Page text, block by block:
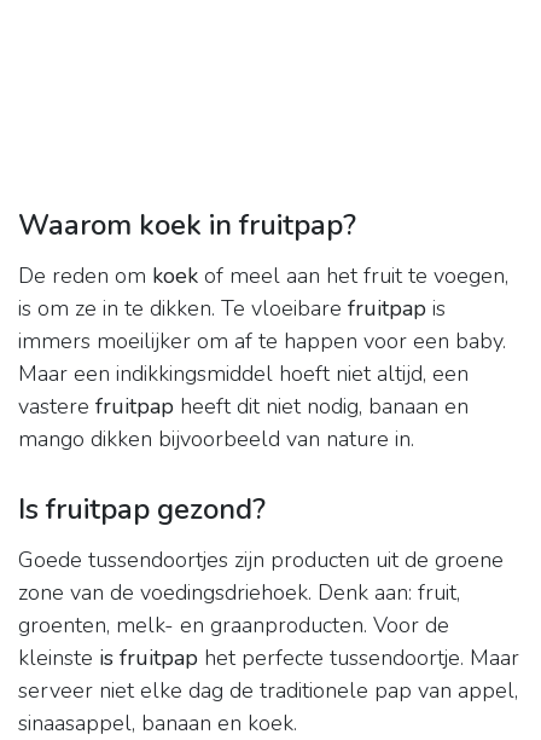
Waarom koek in fruitpap?
De reden om koek of meel aan het fruit te voegen,
is om ze in te dikken. Te vloeibare fruitpap is
immers moeilijker om af te happen voor een baby.
Maar een indikkingsmiddel hoeft niet altijd, een
vastere fruitpap heeft dit niet nodig, banaan en
mango dikken bijvoorbeeld van nature in.
Is fruitpap gezond?
Goede tussendoortjes zijn producten uit de groene
zone van de voedingsdriehoek. Denk aan: fruit,
groenten, melk- en graanproducten. Voor de
kleinste is fruitpap het perfecte tussendoortje. Maar
serveer niet elke dag de traditionele pap van appel,
sinaasappel, banaan en koek.